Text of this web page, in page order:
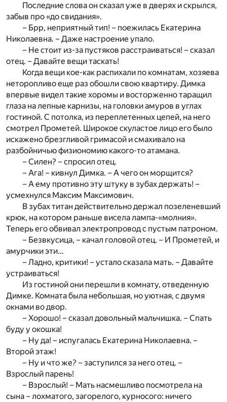
Последние слова он сказал уже в дверях и скрылся,
забыв про «до свидания».
– Брр, неприятный тип! – поежилась Екатерина
Николаевна. – Даже настроение упало.
– Не стоит из-за пустяков расстраиваться! – сказал
отец. – Давайте вещи таскать!
Когда вещи кое-как распихали по комнатам, хозяева
неторопливо еще раз обошли свою квартиру. Димка
впервые видел такие хоромы и восторженно таращил
глаза на лепные карнизы, на головки амуров в углах
гостиной. С потолка, из переплетенных цепей, на него
смотрел Прометей. Широкое скуластое лицо его было
искажено брезгливой гримасой и смахивало на
разбойничью физиономию какого-то атамана.
– Силен? – спросил отец.
– Ага! – кивнул Димка. – А чего он морщится?
– А ему противно эту штуку в зубах держать! –
усмехнулся Максим Максимович.
В зубах титан действительно держал позеленевший
крюк, на котором раньше висела лампа-«молния».
Теперь его обвивал электропровод с пустым патроном.
– Безвкусица, – качал головой отец. – И Прометей, и
амурчики эти…
– Ладно, критики! – устало сказала мать. – Давайте
устраиваться!
Из гостиной они перешли в комнату, отведенную
Димке. Комната была небольшая, но уютная, с двумя
окнами во двор.
– Хорошо! – сказал довольный мальчишка. – Спать
буду у окошка!
– Ну да! – испугалась Екатерина Николаевна. –
Второй этаж!
– Ну и что же? – заступился за него отец. –
Взрослый парень!
– Взрослый! – Мать насмешливо посмотрела на
сына – лохматого, загорелого, курносого: ничего